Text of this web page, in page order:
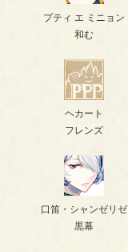
プティ エ ミニョン
和む
ヘカート
フレンズ
口笛・シャンゼリゼ
黒幕